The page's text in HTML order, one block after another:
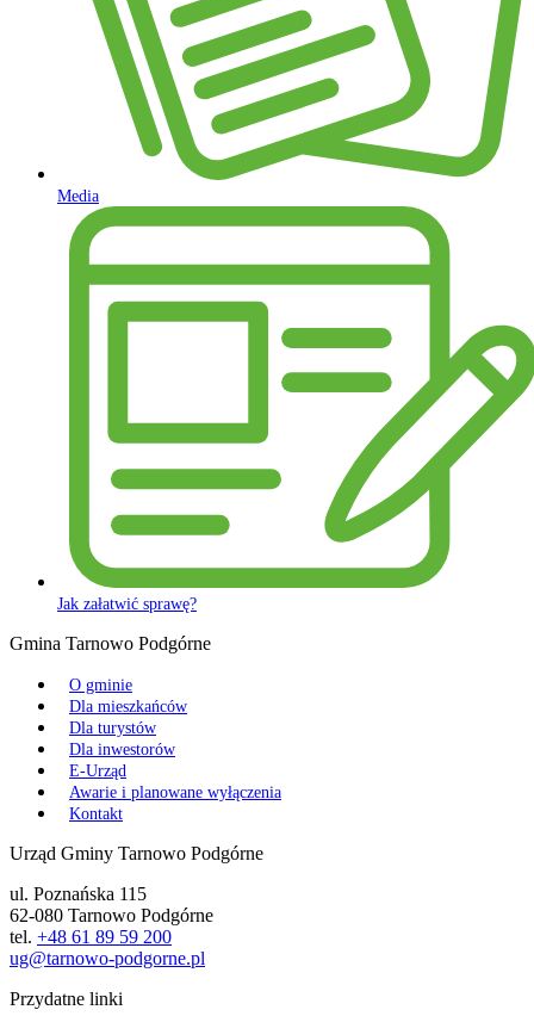
Media
Jak załatwić sprawę?
Gmina Tarnowo Podgórne
O gminie
Dla mieszkańców
Dla turystów
Dla inwestorów
E-Urząd
Awarie i planowane wyłączenia
Kontakt
Urząd Gminy Tarnowo Podgórne
ul. Poznańska 115
62-080 Tarnowo Podgórne
tel. +48 61 89 59 200
ug@tarnowo-podgorne.pl
Przydatne linki